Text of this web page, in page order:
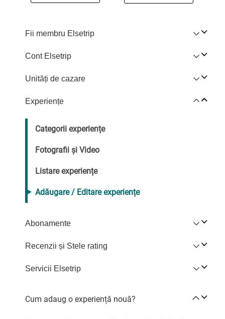
Fii membru Elsetrip
Cont Elsetrip
Unități de cazare
Experiențe
Categorii experiențe
Fotografii și Video
Listare experiențe
Adăugare / Editare experiențe
Abonamente
Recenzii și Stele rating
Servicii Elsetrip
Cum adaug o experiență nouă?